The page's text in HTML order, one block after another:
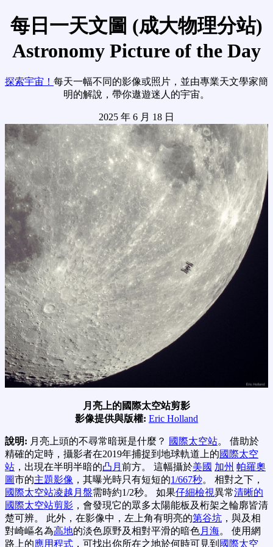
每日一天文圖 (成大物理分站)
Astronomy Picture of the Day
探索宇宙！ 每天一幅不同的影像或照片，並由專業天文學家簡
明的解說，帶你遨遊迷人的宇宙。
2025 年 6 月 18 日
月亮上的國際太空站剪影
影像提供與版權: Eric Holland
說明: 月亮上頭的不尋常暗斑是什麼？ 國際太空站。 借助於
精確的定時，攝影者在2019年捕捉到地球軌道上的國際太空
站 ，出現在半明半暗的凸月 前方。 這幅攝於美國 加州 帕羅奧
圖市的主題影像 ，其曝光時只有短短的1/667秒。 相對之下，
國際太空站凌越月盤需時約1/2秒。 如果仔細檢視異常清晰的
國際太空站剪影 ，會發現它的眾多太陽能板及桁架之輪廓皆清
楚可辨。 此外，在影像中，左上角有明亮的第谷坑 ，與及相
對崎嶇名為高地的淡色原野及相對平滑的暗色月海。 使用網
路上的應用程式 ，可找出你所在之地於何時可見到 國際太空